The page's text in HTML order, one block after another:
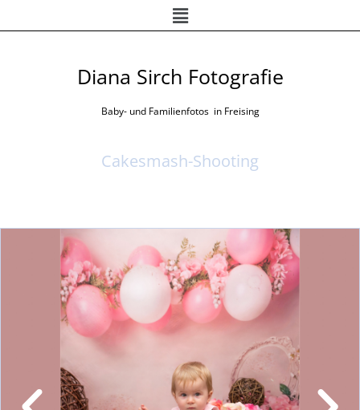
springen
Menü
Diana Sirch Fotografie
Baby- und Familienfotos in Freising
Cakesmash-Shooting